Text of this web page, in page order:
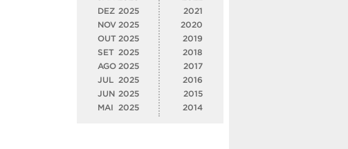
DEZ 2025
NOV 2025
OUT 2025
SET 2025
AGO 2025
JUL
2025
JUN 2025
MAI
2025
2021
2020
2019
2018
2017
2016
2015
2014